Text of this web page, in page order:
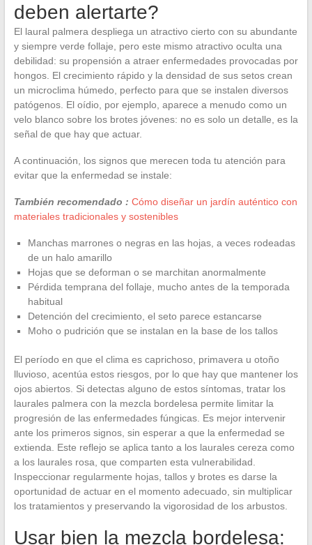
deben alertarte?
El laural palmera despliega un atractivo cierto con su abundante
y siempre verde follaje, pero este mismo atractivo oculta una
debilidad: su propensión a atraer enfermedades provocadas por
hongos. El crecimiento rápido y la densidad de sus setos crean
un microclima húmedo, perfecto para que se instalen diversos
patógenos. El oídio, por ejemplo, aparece a menudo como un
velo blanco sobre los brotes jóvenes: no es solo un detalle, es la
señal de que hay que actuar.
A continuación, los signos que merecen toda tu atención para
evitar que la enfermedad se instale:
También recomendado : Cómo diseñar un jardín auténtico con
materiales tradicionales y sostenibles
Manchas marrones o negras en las hojas, a veces rodeadas
de un halo amarillo
Hojas que se deforman o se marchitan anormalmente
Pérdida temprana del follaje, mucho antes de la temporada
habitual
Detención del crecimiento, el seto parece estancarse
Moho o pudrición que se instalan en la base de los tallos
El período en que el clima es caprichoso, primavera u otoño
lluvioso, acentúa estos riesgos, por lo que hay que mantener los
ojos abiertos. Si detectas alguno de estos síntomas, tratar los
laurales palmera con la mezcla bordelesa permite limitar la
progresión de las enfermedades fúngicas. Es mejor intervenir
ante los primeros signos, sin esperar a que la enfermedad se
extienda. Este reflejo se aplica tanto a los laurales cereza como
a los laurales rosa, que comparten esta vulnerabilidad.
Inspeccionar regularmente hojas, tallos y brotes es darse la
oportunidad de actuar en el momento adecuado, sin multiplicar
los tratamientos y preservando la vigorosidad de los arbustos.
Usar bien la mezcla bordelesa: